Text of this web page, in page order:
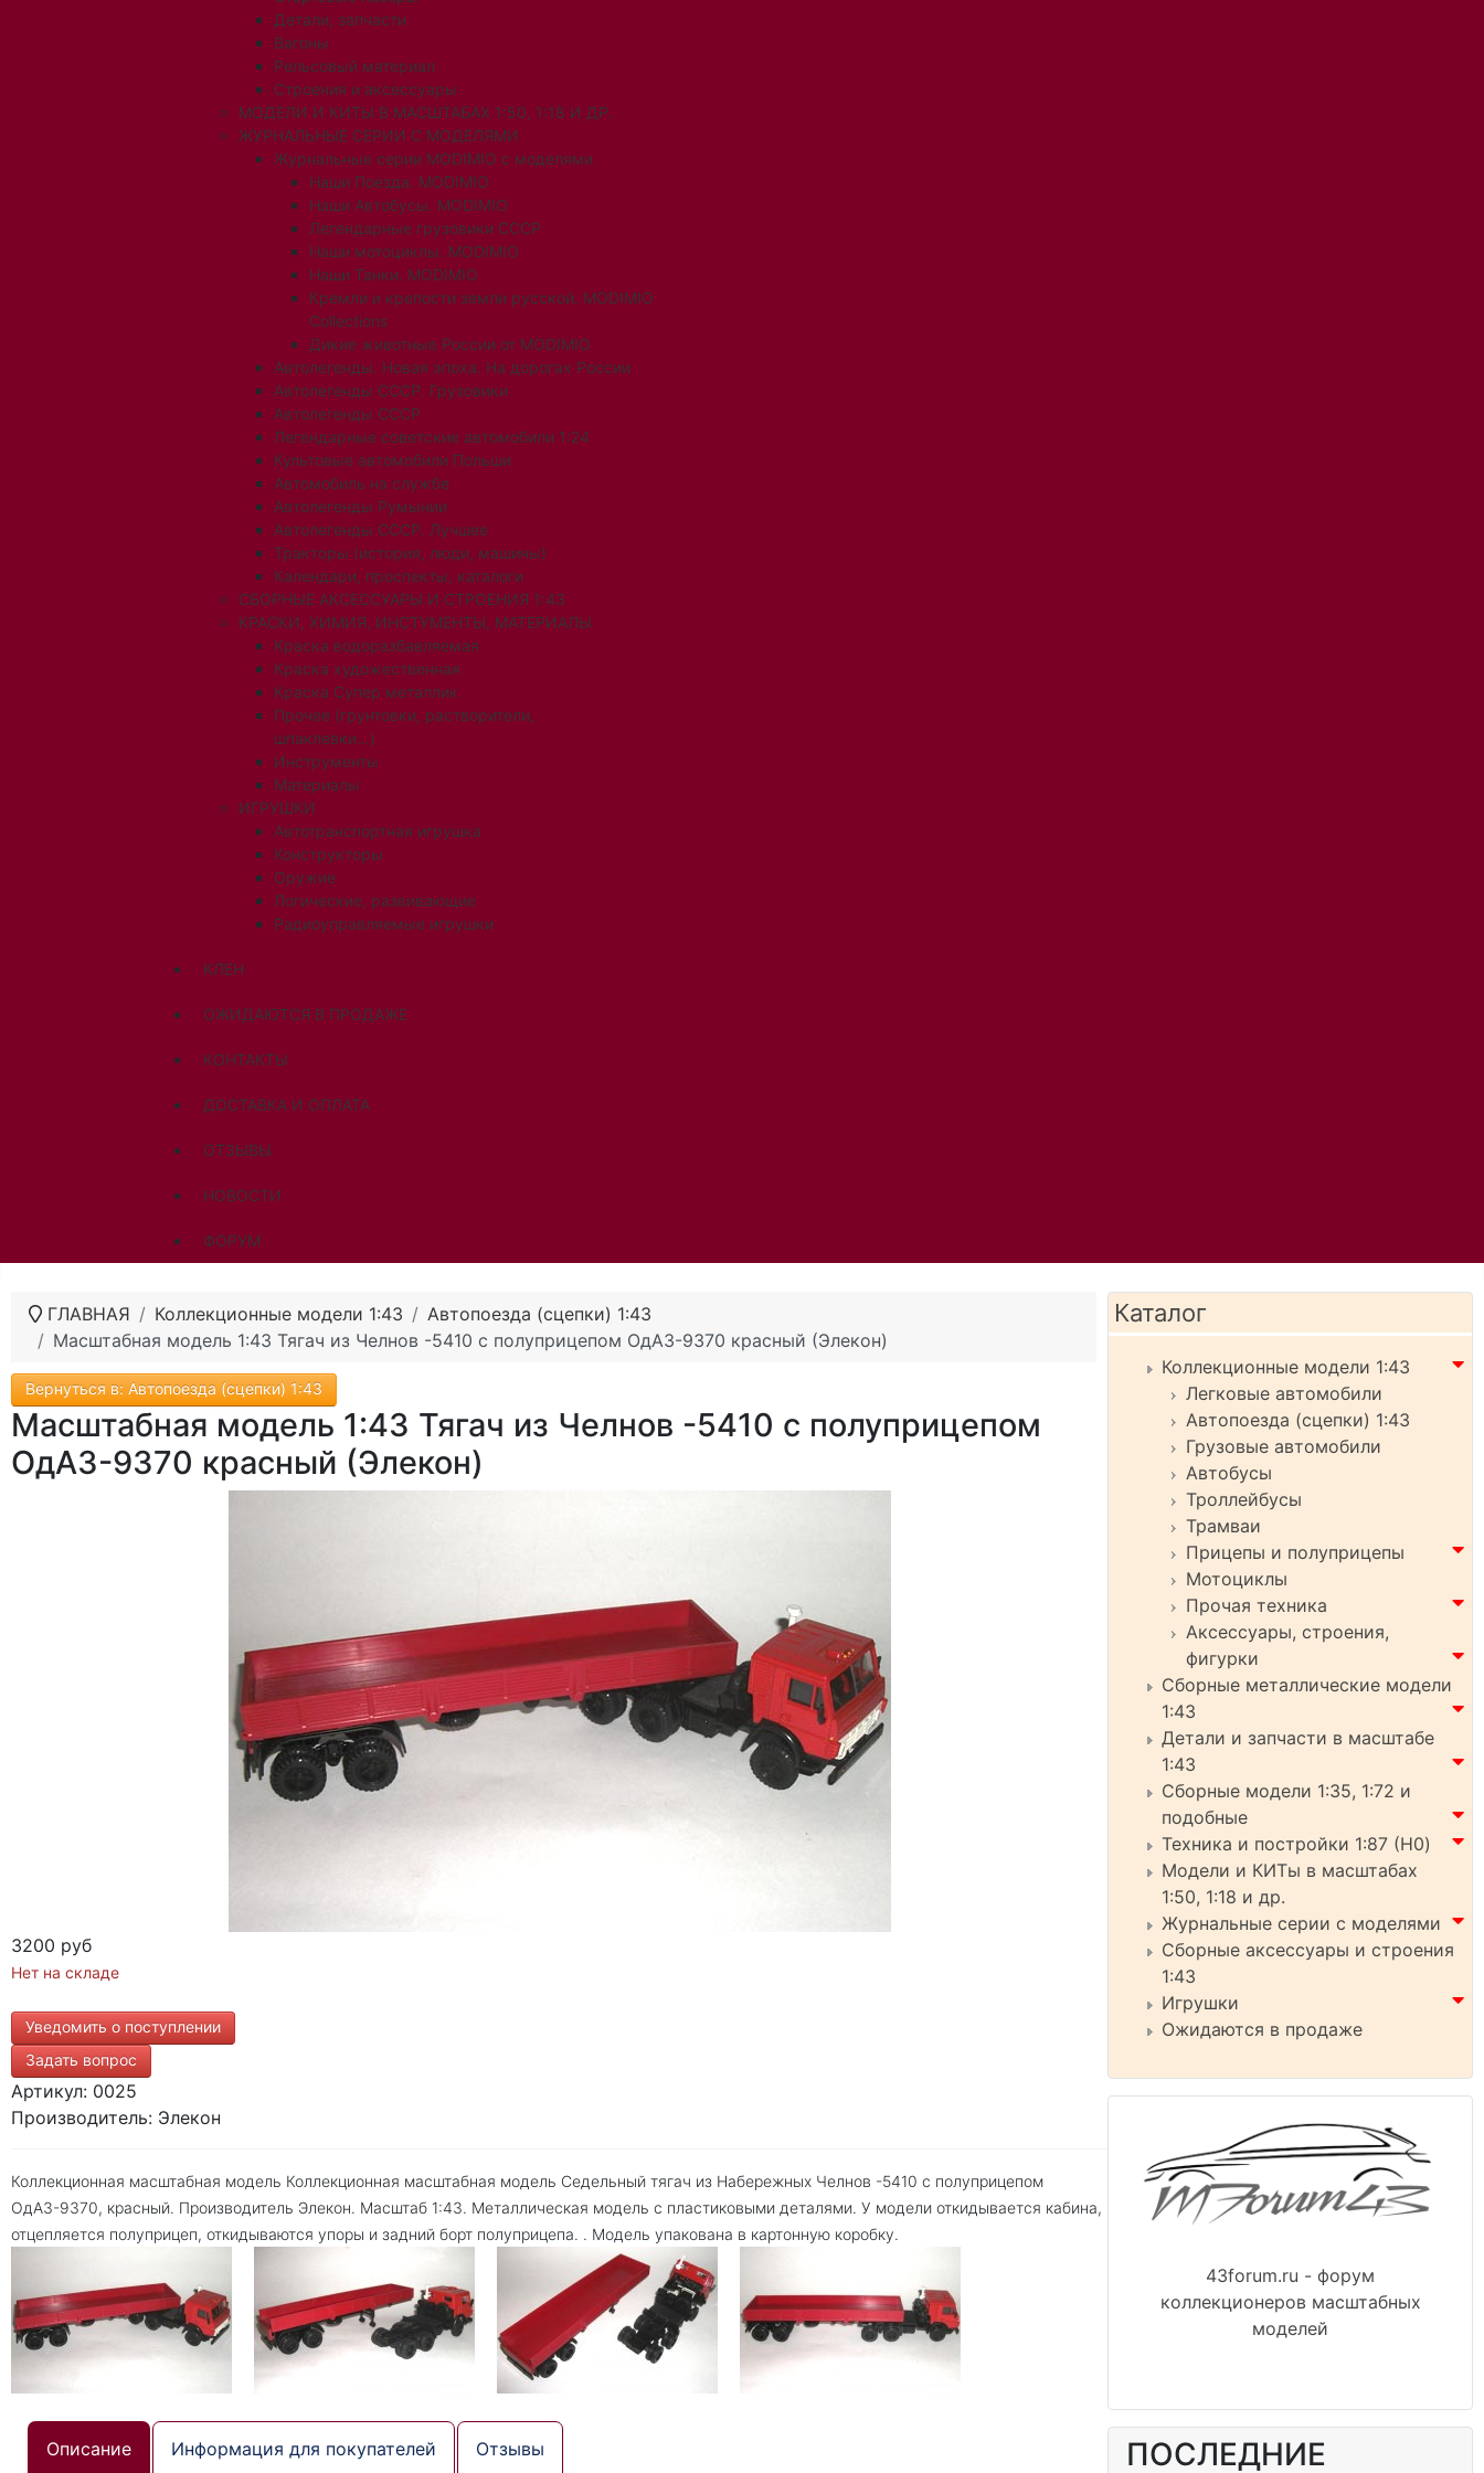
Детали, запчасти
Вагоны
Рельсовый материал
Строения и аксессуары
МОДЕЛИ И КИТЫ В МАСШТАБАХ 1:50, 1:18 И ДР.
ЖУРНАЛЬНЫЕ СЕРИИ С МОДЕЛЯМИ
Журнальные серии MODIMIO с моделями
Наши Поезда. MODIMIO
Наши Автобусы. MODIMIO
Легендарные грузовики СССР
Наши мотоциклы. MODIMIO
Наши Танки. MODIMIO
Кремли и крепости земли русской. MODIMIO
Collections
Дикие животные России от MODIMIO
Автолегенды. Новая эпоха. На дорогах России
Автолегенды СССР. Грузовики
Автолегенды СССР
Легендарные советские автомобили 1:24
Культовые автомобили Польши
Автомобиль на службе
Автолегенды Румынии
Автолегенды СССР. Лучшее
Тракторы (история, люди, машины)
Календари, проспекты, каталоги
СБОРНЫЕ АКСЕССУАРЫ И СТРОЕНИЯ 1:43
КРАСКИ, ХИМИЯ, ИНСТУМЕНТЫ, МАТЕРИАЛЫ
Краска водоразбавляемая
Краска художественная
Краска Супер металлик
Прочее (грунтовки, растворители,
шпаклевки...)
Инструменты
Материалы
ИГРУШКИ
Автотранспортная игрушка
Конструкторы
Оружие
Логические, развивающие
Радиоуправляемые игрушки
КЛЕН
ОЖИДАЮТСЯ В ПРОДАЖЕ
КОНТАКТЫ
ДОСТАВКА И ОПЛАТА
ОТЗЫВЫ
НОВОСТИ
ФОРУМ
ГЛАВНАЯ Коллекционные модели 1:43
Автопоезда (сцепки) 1:43
Масштабная модель 1:43 Тягач из Челнов -5410 с полуприцепом ОдАЗ-9370 красный (Элекон)
Вернуться в: Автопоезда (сцепки) 1:43
Масштабная модель 1:43 Тягач из Челнов -5410 с полуприцепом
ОдАЗ-9370 красный (Элекон)
3200 руб
Нет на складе
Уведомить о поступлении
Задать вопрос
Артикул: 0025
Производитель: Элекон
Коллекционная масштабная модель Коллекционная масштабная модель Седельный тягач из Набережных Челнов -5410 с полуприцепом
ОдАЗ-9370, красный. Производитель Элекон. Масштаб 1:43. Металлическая модель с пластиковыми деталями. У модели откидывается кабина,
отцепляется полуприцеп, откидываются упоры и задний борт полуприцепа. . Модель упакована в картонную коробку.
Описание Информация для покупателей Отзывы
Каталог
Коллекционные модели 1:43
Легковые автомобили
Автопоезда (сцепки) 1:43
Грузовые автомобили
Автобусы
Троллейбусы
Трамваи
Прицепы и полуприцепы
Мотоциклы
Прочая техника
Аксессуары, строения,
фигурки
Сборные металлические модели
1:43
Детали и запчасти в масштабе
1:43
Сборные модели 1:35, 1:72 и
подобные
Техника и постройки 1:87 (H0)
Модели и КИТы в масштабах
1:50, 1:18 и др.
Журнальные серии с моделями
Сборные аксессуары и строения
1:43
Игрушки
Ожидаются в продаже
43forum.ru - форум
коллекционеров масштабных
моделей
ПОСЛЕДНИЕ